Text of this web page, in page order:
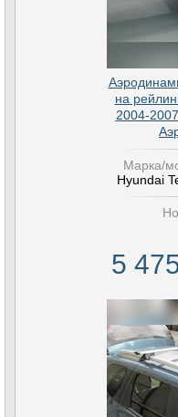
на
2004-
Марка/
Hyundai
5